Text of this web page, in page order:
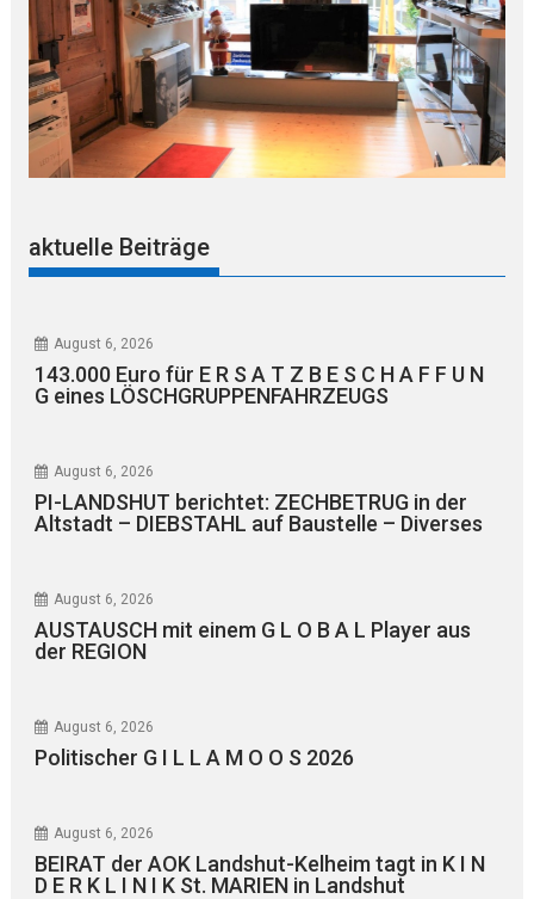
aktuelle Beiträge
August 6, 2026
143.000 Euro für E R S A T Z B E S C H A F F U N
G eines LÖSCHGRUPPENFAHRZEUGS
August 6, 2026
PI-LANDSHUT berichtet: ZECHBETRUG in der
Altstadt – DIEBSTAHL auf Baustelle – Diverses
August 6, 2026
AUSTAUSCH mit einem G L O B A L Player aus
der REGION
August 6, 2026
Politischer G I L L A M O O S 2026
August 6, 2026
BEIRAT der AOK Landshut-Kelheim tagt in K I N
D E R K L I N I K St. MARIEN in Landshut